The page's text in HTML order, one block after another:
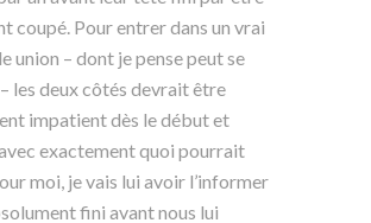
coupé. Pour entrer dans un vrai
union – dont je pense peut se
les deux côtés devrait être
impatient dès le début et
exactement quoi pourrait
moi, je vais lui avoir l’informer
fini avant nous lui